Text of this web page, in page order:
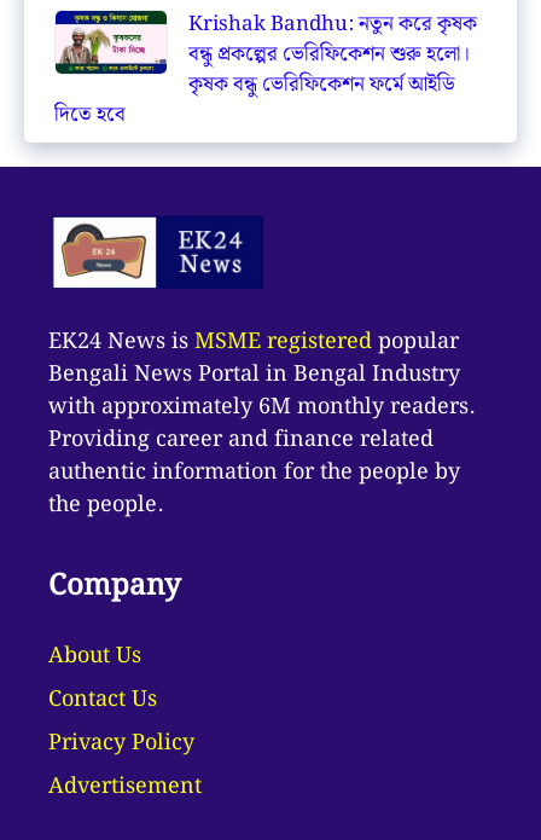
Krishak Bandhu: নতুন করে কৃষক
বন্ধু প্রকল্পের ভেরিফিকেশন শুরু হলো।
কৃষক বন্ধু ভেরিফিকেশন ফর্মে আইডি
দিতে হবে
EK24 News isMSME registeredpopular
Bengali News Portal in Bengal Industry
with approximately 6M monthly readers.
Providing career and finance related
authentic information for the people by
the people.
Company
About Us
Contact Us
Privacy Policy
Advertisement